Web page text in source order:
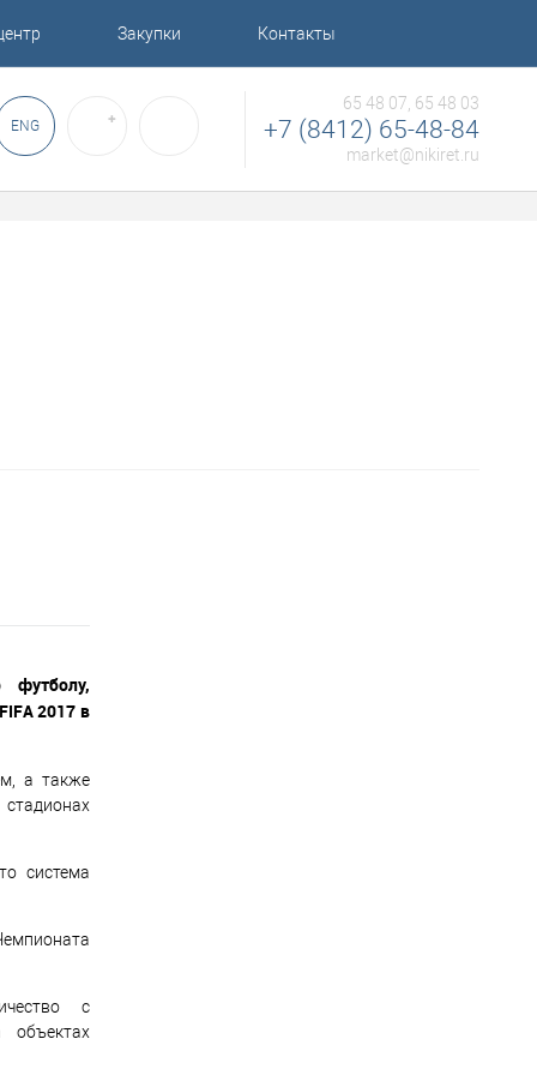
Закупки Контакты
ENG ✚
65 48 07, 65 48 03
+7 (8412) 65-48-84
market@nikiret.ru
футболу,
2017 в
а также
система
с
объектах